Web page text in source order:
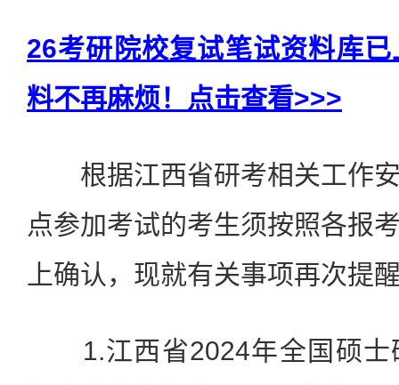
26考研院校复试笔试资料库
料不再麻烦！点击查看>>>
根据江西省研考相关工作安
点参加考试的考生须按照各报
上确认，现就有关事项再次提
1.江西省2024年全国硕士